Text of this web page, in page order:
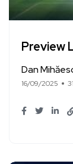
Preview
Dan
16/09/2025